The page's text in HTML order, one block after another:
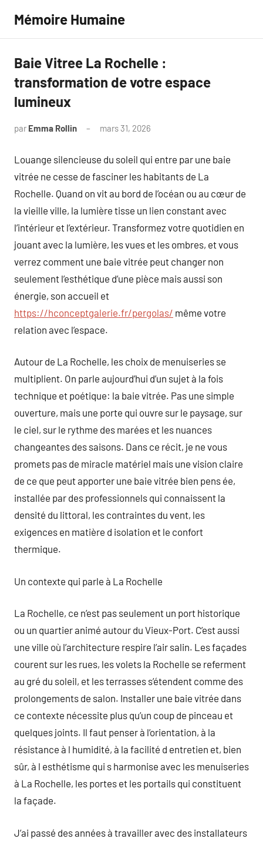
contenu
Mémoire Humaine
Baie Vitree La Rochelle :
transformation de votre espace
lumineux
par Emma Rollin mars 31, 2026
Louange silencieuse du soleil qui entre par une baie
vitrée ne cesse de fasciner les habitants de La
Rochelle. Quand on vit au bord de l’océan ou au cœur de
la vieille ville, la lumière tisse un lien constant avec
l’intérieur et l’extérieur. Transformez votre quotidien en
jouant avec la lumière, les vues et les ombres, et vous
verrez comment une baie vitrée peut changer non
seulement l’esthétique d’une pièce mais aussi son
énergie, son accueil et
https://hconceptgalerie.fr/pergolas/ même votre
relation avec l’espace.
Autour de La Rochelle, les choix de menuiseries se
multiplient. On parle aujourd’hui d’un sujet à la fois
technique et poétique: la baie vitrée. Pas une simple
ouverture, mais une porte qui ouvre sur le paysage, sur
le ciel, sur le rythme des marées et les nuances
changeantes des saisons. Dans ce récit, je ne vous
promets pas de miracle matériel mais une vision claire
de ce que peut apporter une baie vitrée bien pens ée,
installée par des professionnels qui connaissent la
densité du littoral, les contraintes du vent, les
exigences en matière d isolation et le confort
thermique.
Un contexte qui parle à La Rochelle
La Rochelle, ce n’est pas seulement un port historique
ou un quartier animé autour du Vieux-Port. C’est aussi
une ville où l’architecture respire l’air salin. Les façades
courent sur les rues, les volets la Rochelle se referment
au gré du soleil, et les terrasses s’étendent comme des
prolongements de salon. Installer une baie vitrée dans
ce contexte nécessite plus qu’un coup de pinceau et
quelques joints. Il faut penser à l’orientation, à la
résistance à l humidité, à la facilité d entretien et, bien
sûr, à l esthétisme qui s harmonise avec les menuiseries
à La Rochelle, les portes et les portails qui constituent
la façade.
J’ai passé des années à travailler avec des installateurs